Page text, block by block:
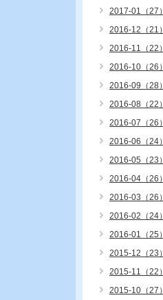
2017-01（27）
2016-12（21）
2016-11（22）
2016-10（26）
2016-09（28）
2016-08（22）
2016-07（26）
2016-06（24）
2016-05（23）
2016-04（26）
2016-03（26）
2016-02（24）
2016-01（25）
2015-12（23）
2015-11（22）
2015-10（27）